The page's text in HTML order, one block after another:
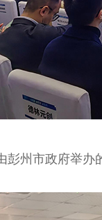
彭州市政府举